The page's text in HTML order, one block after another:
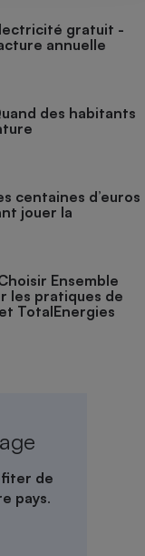
gratuit -
annuelle
des habitants
centaines d’euros
jouer la
Ensemble
les pratiques de
TotalEnergies
de
pays.